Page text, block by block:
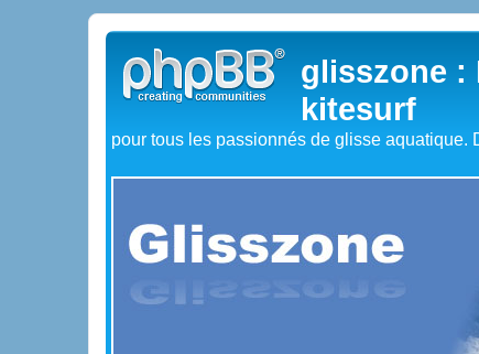
glisszone :
kitesurf
pour tous les passionnés de glisse aquatique.